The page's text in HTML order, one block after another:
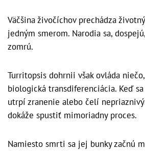
Väčšina živočíchov prechádza
jedným smerom. Narodia sa,
zomrú.
Turritopsis dohrnii však ovláda
biologická transdiferenciácia. Keď
utrpí zranenie alebo čelí
dokáže spustiť mimoriadny proces.
Namiesto smrti sa jej bunky začnú